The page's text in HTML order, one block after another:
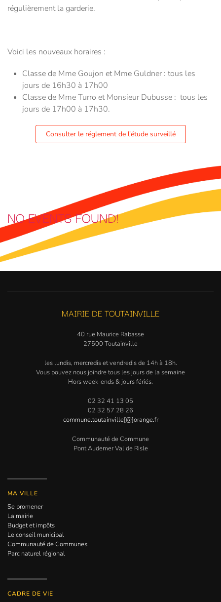
régulièrement la garderie.
Voici les nouveaux horaires :
Classe de Mme Goujon et Mme Guldner : tous les
jours de 16h30 à 17h00
Classe de Mme Turro et Monsieur Dubusse : tous les
jours de 17h00 à 17h30.
Consulter le réglement de l'étude surveillé
NO EVENTS FOUND!
MAIRIE DE TOUTAINVILLE
40 rue Maurice Rabasse
27500 Toutainville
les lundis, mercredis et vendredis de 14h à 18h.
Vous pouvez nous joindre tous les jours de la semaine
Hors week-ends & jours fériés.
02 32 41 13 05
02 32 57 28 26
commune.toutainville[@]orange.fr
Communauté de Commune
Pont Audemer Val de Risle
MA VILLE
Se promener
La mairie
Budget et impôts
Le conseil municipal
Communauté de Communes
Parc naturel régional
CADRE DE VIE